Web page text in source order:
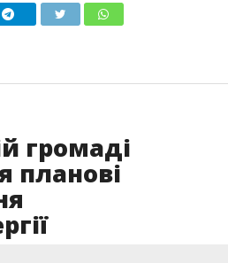
громаді
планові